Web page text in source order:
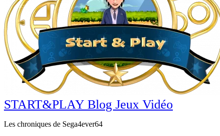
START&PLAY Blog Jeux Vidéo
Les chroniques de Sega4ever64